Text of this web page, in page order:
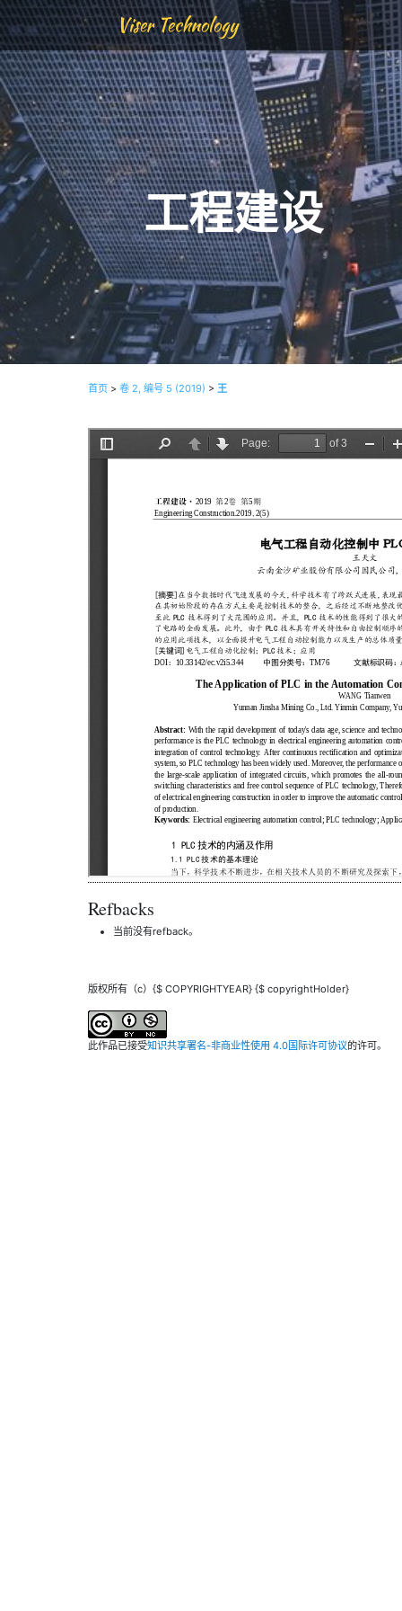
Viser Technology
工程建设
首页 > 卷 2, 编号 5 (2019) > 王
Refbacks
当前没有refback。
版权所有（c）{$ COPYRIGHTYEAR} {$ copyrightHolder}
此作品已接受知识共享署名-非商业性使用 4.0国际许可协议的许可。